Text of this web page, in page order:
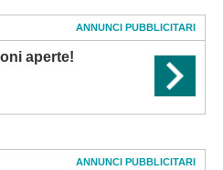
ANNUNCI PUBBLICITARI
aperte!
ANNUNCI PUBBLICITARI